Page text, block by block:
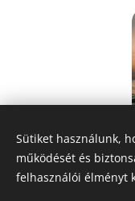
Share
Sütiket használunk,
működését és
felhasználói élményt